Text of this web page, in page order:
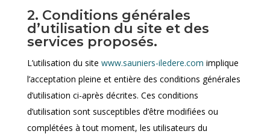
2. Conditions générales
d’utilisation du site et des
services proposés.
L’utilisation du site www.sauniers-iledere.com implique
l’acceptation pleine et entière des conditions générales
d’utilisation ci-après décrites. Ces conditions
d’utilisation sont susceptibles d’être modifiées ou
complétées à tout moment, les utilisateurs du